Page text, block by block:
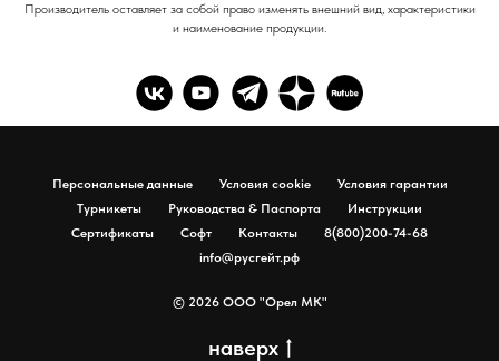
Производитель оставляет за собой право изменять внешний вид, характеристики
и наименование продукции.
Персональные данные Условия cookie
Условия гарантии
Турникеты
Руководства & Паспорта
Инструкции
Сертификаты
Софт Контакты
8(800)200-74-68
info@русгейт.рф
© 2026 ООО "Орел МК"
наверх